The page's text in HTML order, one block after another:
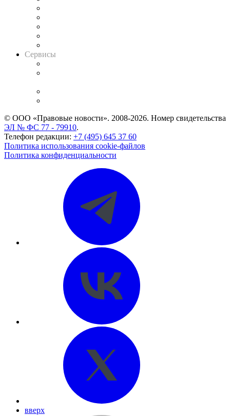
Сервисы
© ООО «Правовые новости». 2008-2026. Номер свидетельства
ЭЛ № ФС 77 - 79910.
Телефон редакции: +7 (495) 645 37 60
Политика использования cookie-файлов
Политика конфиденциальности
вверх